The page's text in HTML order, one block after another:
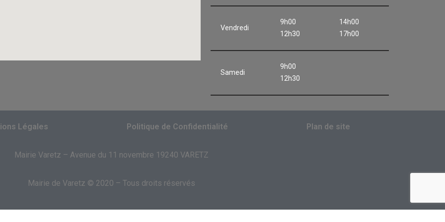
Vendredi
9h00
12h30
14h00
17h00
Samedi
9h00
12h30
Légales Politique de Confidentialité Plan de site
Mairie Varetz – Avenue du 11 novembre 19240 VARETZ
Mairie de Varetz © 2020 – Tous droits réservés